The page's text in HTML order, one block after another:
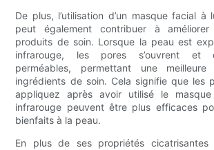
De plus, l’utilisation d’un masque facial à
peut également contribuer à améliorer
produits de soin. Lorsque la peau est
infrarouge, les pores s’ouvrent et
perméables, permettant une
ingrédients de soin. Cela signifie que les
appliquez après avoir utilisé le
infrarouge peuvent être plus efficaces
bienfaits à la peau.
En plus de ses propriétés